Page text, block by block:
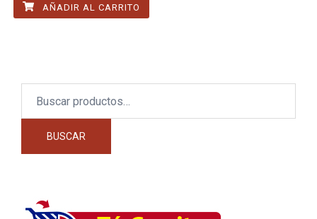
AÑADIR AL CARRITO
BUSCAR